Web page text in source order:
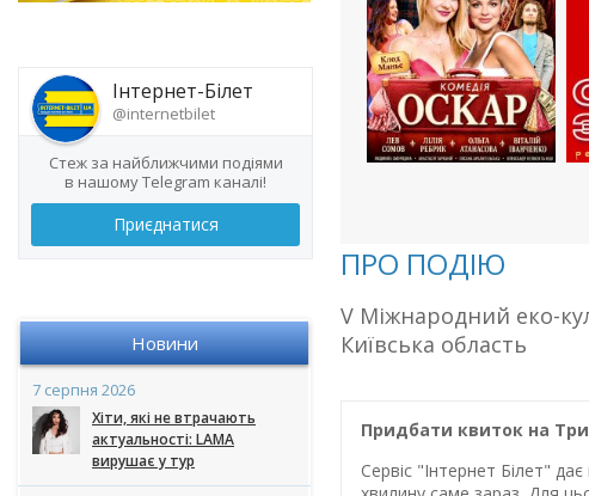
Інтернет-Білет
@internetbilet
Стеж за найближчими подіями
в нашому Telegram каналі!
Приєднатися
Новини
7 серпня 2026
Хіти, які не втрачають
актуальності: LAMA
вирушає у тур
ПРО ПОДІЮ
V Міжнародний еко-
Київська область
Придбати квиток на
Сервіс "Інтернет Білет"